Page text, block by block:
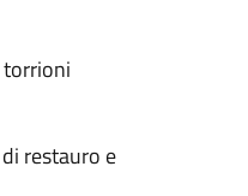
restauro e